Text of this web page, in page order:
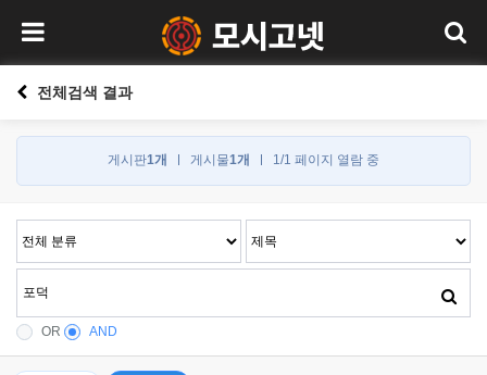
전체검색 결과
게시판1개 게시물1개 1/1 페이지 열람 중
OR AND